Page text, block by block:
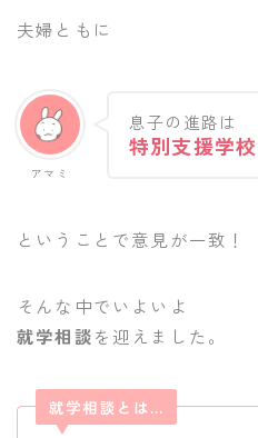
夫婦ともに
アマミ
息子の進路は
特別支援学校
ということで意見が一致！
そんな中でいよいよ
就学相談を迎えました。
就学相談とは…